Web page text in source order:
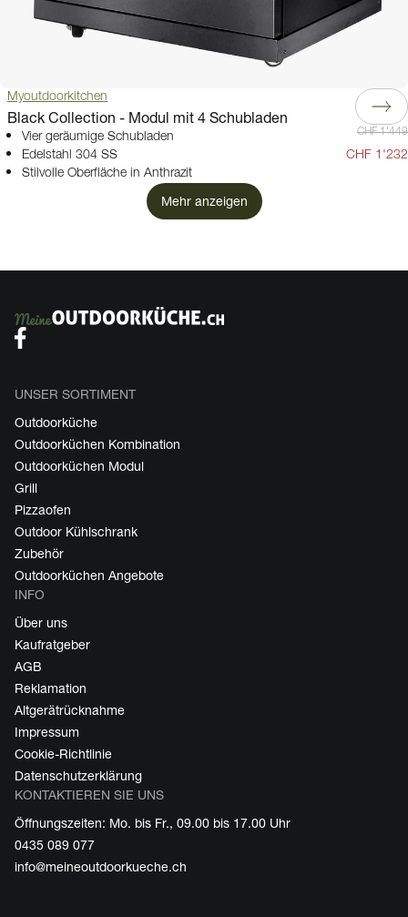
Myoutdoorkitchen
Black Collection - Modul mit 4 Schubladen
Vier geräumige Schubladen
Edelstahl 304 SS
Stilvolle Oberfläche in Anthrazit
CHF 1'449
CHF 1'232
Mehr anzeigen
UNSER SORTIMENT
Outdoorküche
Outdoorküchen Kombination
Outdoorküchen Modul
Grill
Pizzaofen
Outdoor Kühlschrank
Zubehör
Outdoorküchen Angebote
INFO
Über uns
Kaufratgeber
AGB
Reklamation
Altgerätrücknahme
Impressum
Cookie-Richtlinie
Datenschutzerklärung
KONTAKTIEREN SIE UNS
Öffnungszeiten: Mo. bis Fr., 09.00 bis 17.00 Uhr
0435 089 077
info@meineoutdoorkueche.ch